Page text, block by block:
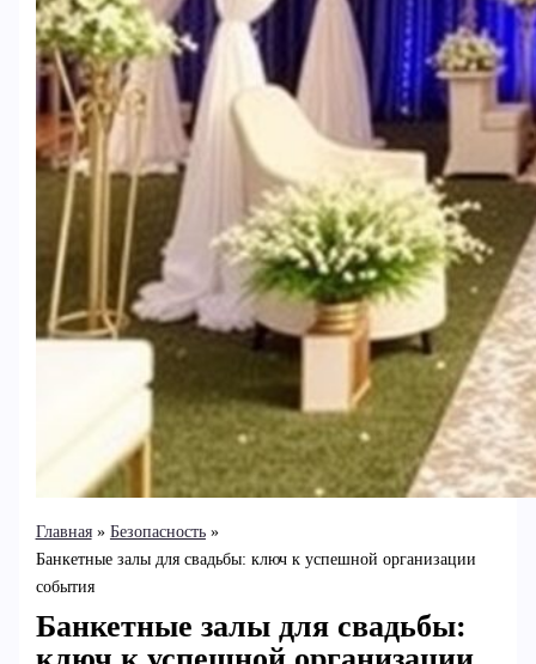
Главная
Безопасность
Банкетные залы для свадьбы: ключ к успешной организации
события
Банкетные залы для свадьбы: